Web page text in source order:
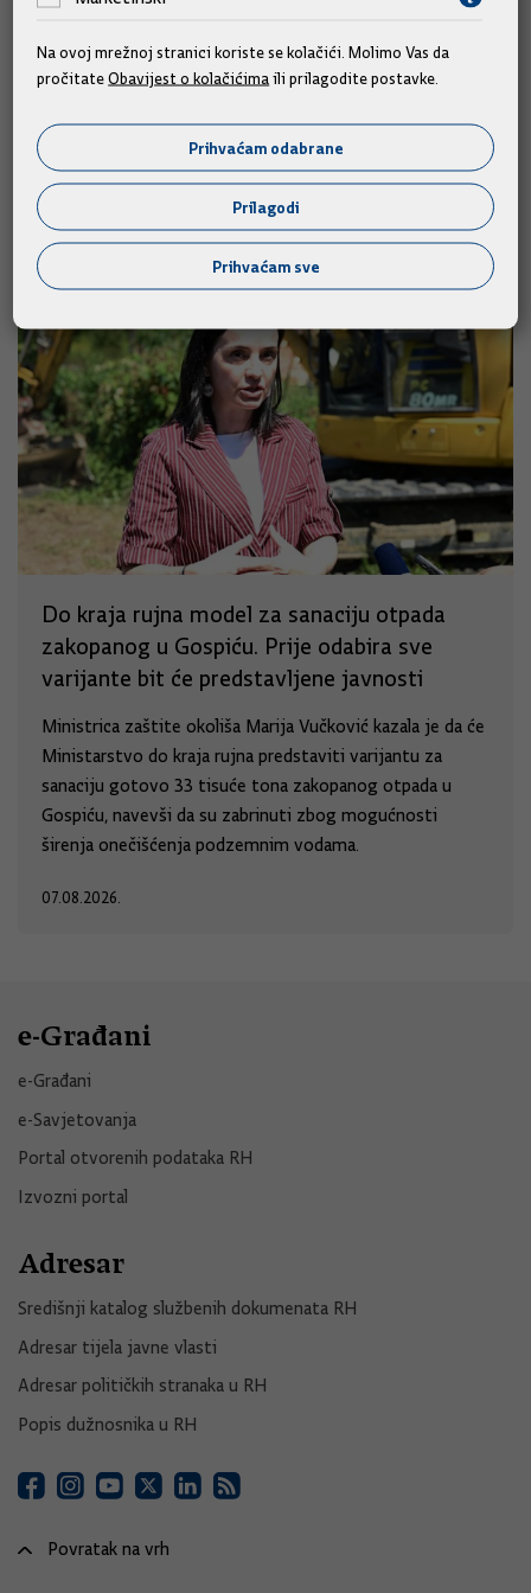
Slične vijesti
Do kraja rujna model za sanaciju otpada
zakopanog u Gospiću. Prije odabira sve
varijante bit će predstavljene javnosti
Ministrica zaštite okoliša Marija Vučković kazala je da će
Ministarstvo do kraja rujna predstaviti varijantu za
sanaciju gotovo 33 tisuće tona zakopanog otpada u
Gospiću, navevši da su zabrinuti zbog mogućnosti
širenja onečišćenja podzemnim vodama.
07.08.2026.
e-Građani
e-Građani
e-Savjetovanja
Portal otvorenih podataka RH
Izvozni portal
Adresar
Središnji katalog službenih dokumenata RH
Adresar tijela javne vlasti
Adresar političkih stranaka u RH
Popis dužnosnika u RH
Povratak na vrh
Na ovoj mrežnoj stranici koriste se kolačići. Molimo Vas da
pročitateObavijest o kolačićimaili prilagodite postavke.
Prihvaćam odabrane
Prilagodi
Prihvaćam sve